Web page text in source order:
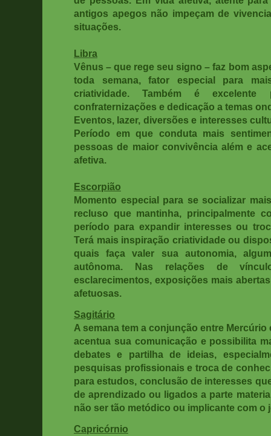
antigos apegos não impeçam de
situações.
Libra
Vênus – que rege seu signo – faz bom
toda semana, fator especial para
criatividade. Também é excelente
confraternizações e dedicação a temas
Eventos, lazer, diversões e interesses
Período em que conduta mais
pessoas de maior convivência além e
afetiva.
Escorpião
Momento especial para se socializar
recluso que mantinha, principalmente
período para expandir interesses ou
Terá mais inspiração criatividade ou
quais faça valer sua autonomia,
autônoma. Nas relações de
esclarecimentos, exposições mais
afetuosas.
Sagitário
A semana tem a conjunção entre
acentua sua comunicação e possibilita
debates e partilha de ideias,
pesquisas profissionais e troca de
para estudos, conclusão de interesses
de aprendizado ou ligados a parte
não ser tão metódico ou implicante com o
Capricórnio